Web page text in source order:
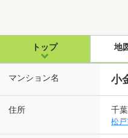
トップ 地
マンション名 小
住所 千
松